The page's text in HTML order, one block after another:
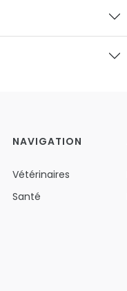
NAVIGATION
Vétérinaires
Santé